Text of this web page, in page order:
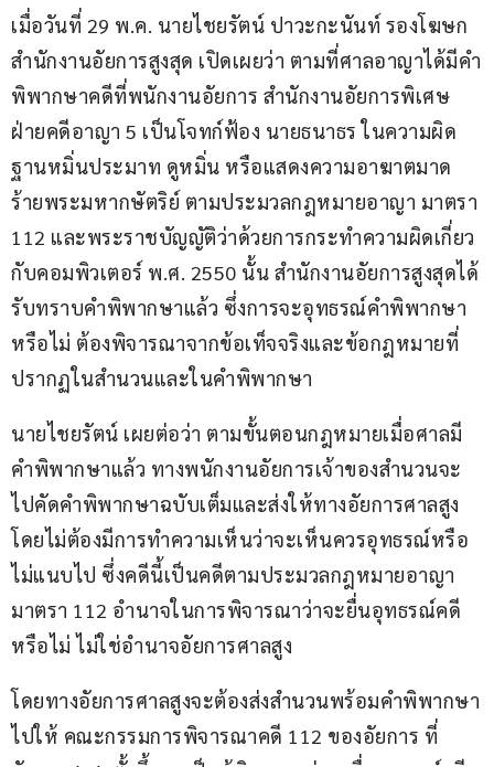
เมื่อวันที่ 29 พ.ค. นายไชยรัตน์ ปาวะกะนันท์ รองโฆษก
สำนักงานอัยการสูงสุด เปิดเผยว่า ตามที่ศาลอาญาได้มีคำ
พิพากษาคดีที่พนักงานอัยการ สำนักงานอัยการพิเศษ
ฝ่ายคดีอาญา 5 เป็นโจทก์ฟ้อง นายธนาธร ในความผิด
ฐานหมิ่นประมาท ดูหมิ่น หรือแสดงความอาฆาตมาด
ร้ายพระมหากษัตริย์ ตามประมวลกฎหมายอาญา มาตรา
112 และพระราชบัญญัติว่าด้วยการกระทำความผิดเกี่ยว
กับคอมพิวเตอร์ พ.ศ. 2550 นั้น สำนักงานอัยการสูงสุดได้
รับทราบคำพิพากษาแล้ว ซึ่งการจะอุทธรณ์คำพิพากษา
หรือไม่ ต้องพิจารณาจากข้อเท็จจริงและข้อกฎหมายที่
ปรากฏในสำนวนและในคำพิพากษา
นายไชยรัตน์ เผยต่อว่า ตามขั้นตอนกฎหมายเมื่อศาลมี
คำพิพากษาแล้ว ทางพนักงานอัยการเจ้าของสำนวนจะ
ไปคัดคำพิพากษาฉบับเต็มและส่งให้ทางอัยการศาลสูง
โดยไม่ต้องมีการทำความเห็นว่าจะเห็นควรอุทธรณ์หรือ
ไม่แนบไป ซึ่งคดีนี้เป็นคดีตามประมวลกฎหมายอาญา
มาตรา 112 อำนาจในการพิจารณาว่าจะยื่นอุทธรณ์คดี
หรือไม่ ไม่ใช่อำนาจอัยการศาลสูง
โดยทางอัยการศาลสูงจะต้องส่งสำนวนพร้อมคำพิพากษา
ไปให้ คณะกรรมการพิจารณาคดี 112 ของอัยการ ที่